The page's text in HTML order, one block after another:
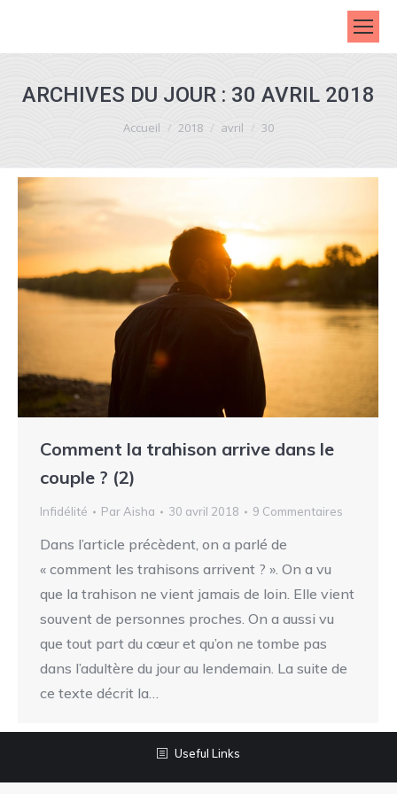
ARCHIVES DU JOUR : 30 AVRIL 2018
Vous êtes ici :
Accueil 2018 avril 30
Comment la trahison arrive dans le
couple ? (2)
Infidélité ParAisha 30 avril 2018 9 Commentaires
Dans l’article précèdent, on a parlé de
« comment les trahisons arrivent ? ». On a vu
que la trahison ne vient jamais de loin. Elle vient
souvent de personnes proches. On a aussi vu
que tout part du cœur et qu’on ne tombe pas
dans l’adultère du jour au lendemain. La suite de
ce texte décrit la…
Useful Links